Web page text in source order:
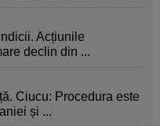
Acțiunile
declin din ...
Ciucu: Procedura este
și ...